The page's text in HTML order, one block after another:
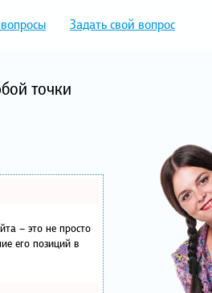
Задать свой вопрос
точки
– это не просто
его позиций в